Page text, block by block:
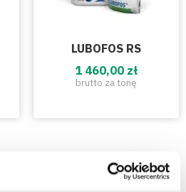
LUBOFOS RS
1 460,00 zł
brutto za tonę